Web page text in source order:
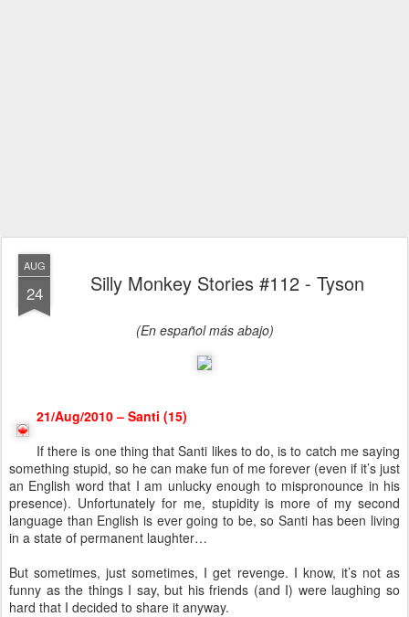
AUG
24 Silly Monkey Stories #112 - Tyson
(En español más abajo)
21/Aug/2010 – Santi (15)
If there is one thing that Santi likes to do, is to catch me saying
something stupid, so he can make fun of me forever (even if it’s just
an English word that I am unlucky enough to mispronounce in his
presence). Unfortunately for me, stupidity is more of my second
language than English is ever going to be, so Santi has been living
in a state of permanent laughter…
But sometimes, just sometimes, I get revenge. I know, it’s not as
funny as the things I say, but his friends (and I) were laughing so
hard that I decided to share it anyway.